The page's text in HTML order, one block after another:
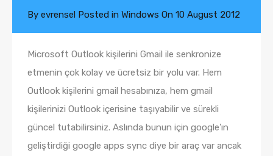
By evrensel Posted in Windows On 10 August 2012
Microsoft Outlook kişilerini Gmail ile senkronize
etmenin çok kolay ve ücretsiz bir yolu var. Hem
Outlook kişilerini gmail hesabınıza, hem gmail
kişilerinizi Outlook içerisine taşıyabilir ve sürekli
güncel tutabilirsiniz. Aslında bunun için google’ın
geliştirdiği google apps sync diye bir araç var ancak